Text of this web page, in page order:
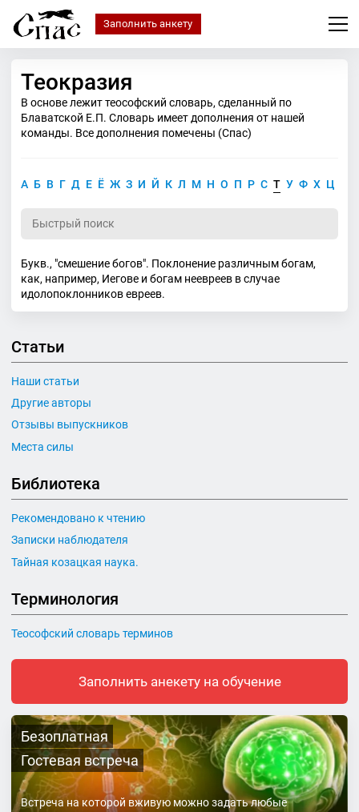
Заполнить анкету
Теокразия
В основе лежит теософский словарь, сделанный по
Блаватской Е.П. Словарь имеет дополнения от нашей
команды. Все дополнения помечены (Спас)
А Б В Г Д Е Ё Ж З И Й К Л М Н О П Р С Т У Ф Х Ц
Букв., "смешение богов". Поклонение различным богам,
как, например, Иегове и богам неевреев в случае
идолопоклонников евреев.
Статьи
Наши статьи
Другие авторы
Отзывы выпускников
Места силы
Библиотека
Рекомендовано к чтению
Записки наблюдателя
Тайная козацкая наука.
Терминология
Теософский словарь терминов
Заполнить анекету на обучение
Безоплатная
Гостевая встреча
Встреча на которой вживую можно задать любые